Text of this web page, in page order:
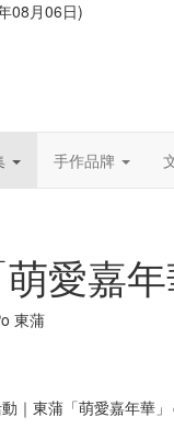
08月06日)
手作品牌
愛嘉年
東蒲
｜東蒲「萌愛嘉年華」